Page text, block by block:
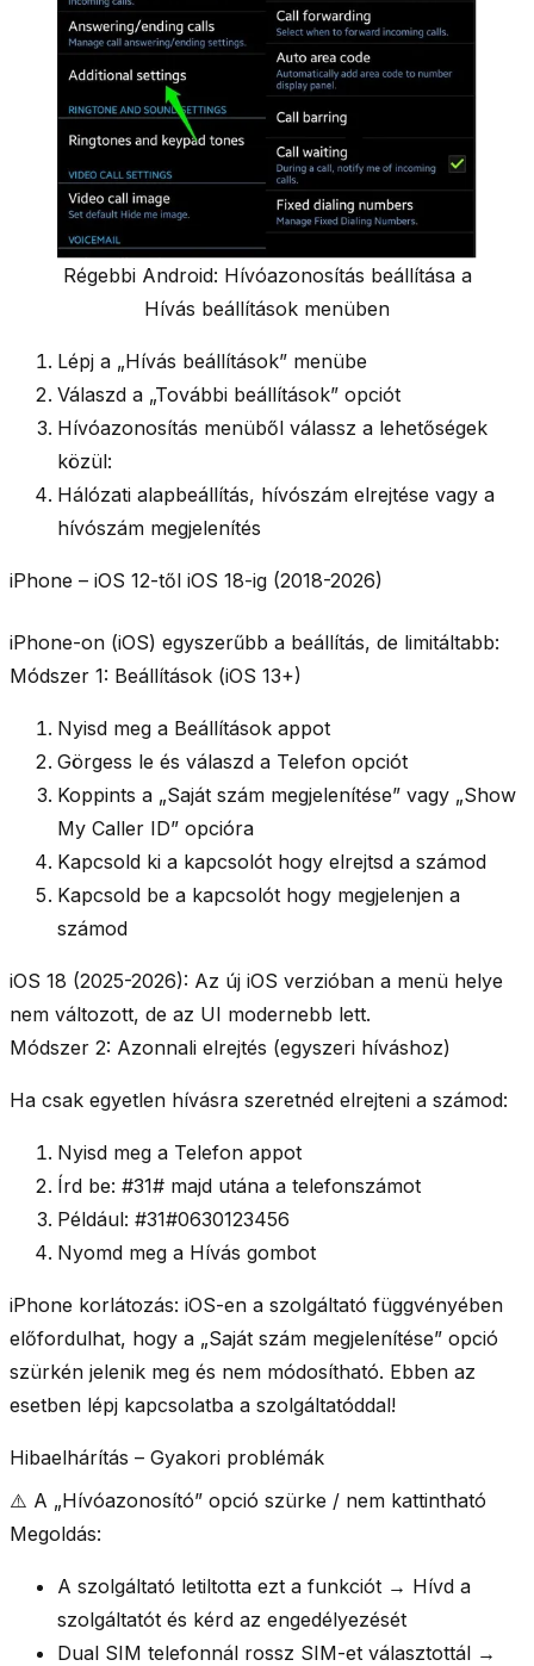
Régebbi Android: Hívóazonosítás beállítása a
Hívás beállítások menüben
Lépj a „Hívás beállítások” menübe
Válaszd a „További beállítások” opciót
Hívóazonosítás menüből válassz a lehetőségek
közül:
Hálózati alapbeállítás, hívószám elrejtése vagy a
hívószám megjelenítés
iPhone – iOS 12-től iOS 18-ig (2018-2026)
iPhone-on (iOS) egyszerűbb a beállítás, de limitáltabb:
Módszer 1: Beállítások (iOS 13+)
Nyisd meg a Beállítások appot
Görgess le és válaszd a Telefon opciót
Koppints a „Saját szám megjelenítése” vagy „Show
My Caller ID” opcióra
Kapcsold ki a kapcsolót hogy elrejtsd a számod
Kapcsold be a kapcsolót hogy megjelenjen a
számod
iOS 18 (2025-2026): Az új iOS verzióban a menü helye
nem változott, de az UI modernebb lett.
Módszer 2: Azonnali elrejtés (egyszeri híváshoz)
Ha csak egyetlen hívásra szeretnéd elrejteni a számod:
Nyisd meg a Telefon appot
Írd be: #31# majd utána a telefonszámot
Például: #31#0630123456
Nyomd meg a Hívás gombot
iPhone korlátozás: iOS-en a szolgáltató függvényében
előfordulhat, hogy a „Saját szám megjelenítése” opció
szürkén jelenik meg és nem módosítható. Ebben az
esetben lépj kapcsolatba a szolgáltatóddal!
Hibaelhárítás – Gyakori problémák
⚠️ A „Hívóazonosító” opció szürke / nem kattintható
Megoldás:
A szolgáltató letiltotta ezt a funkciót → Hívd a
szolgáltatót és kérd az engedélyezését
Dual SIM telefonnál rossz SIM-et választottál →